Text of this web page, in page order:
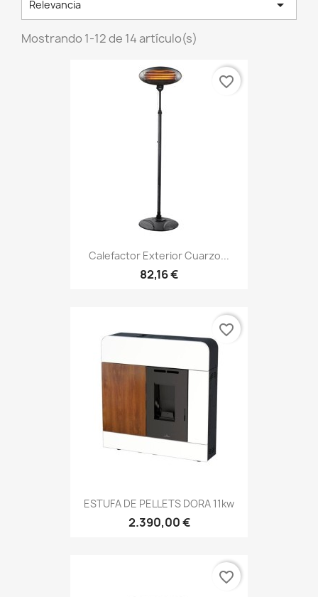
Relevancia 
Mostrando 1-12 de 14 artículo(s)
Calefactor Exterior Cuarzo...
82,16 €
favorite_border
ESTUFA DE PELLETS DORA 11kw
2.390,00 €
favorite_border
favorite_border